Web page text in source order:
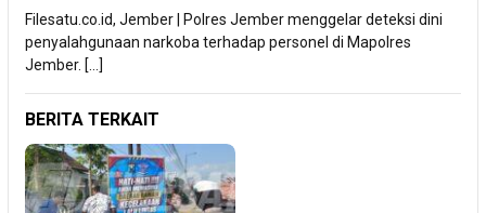
Filesatu.co.id, Jember | Polres Jember menggelar deteksi dini
penyalahgunaan narkoba terhadap personel di Mapolres
Jember. […]
BERITA TERKAIT